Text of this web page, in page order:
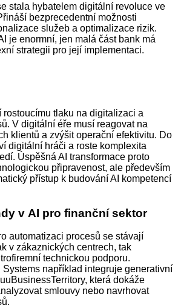
stala hy­ba­te­lem digitální revoluce ve
bezprecedentní možnosti
služeb a optimalizace rizik.
je enormní, jen malá část bank má
strategii pro její implementaci.
tlaku na digitalizaci a
V digitální éře musí reagovat na
klientů a zvýšit operační efektivitu. Do
digitální hráči a roste komplexita
Úspěšná AI transformace proto
připravenost, ale především
přístup k budování AI kompetencí
v AI pro finanční sektor
automatizaci procesů se stávají
v zákaznických centrech, tak
technickou podporu.
například integruje generativní
která dokáže
smlouvy nebo navrhovat